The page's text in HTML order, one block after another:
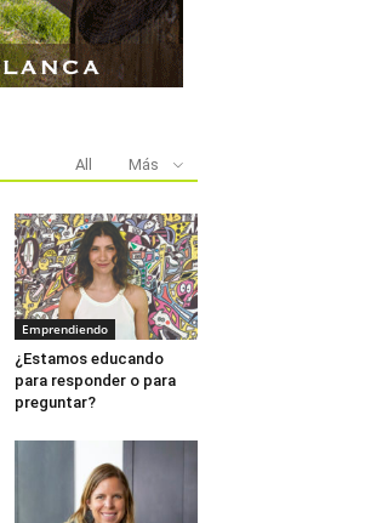
All Más
Emprendiendo
¿Estamos educando
para responder o para
preguntar?